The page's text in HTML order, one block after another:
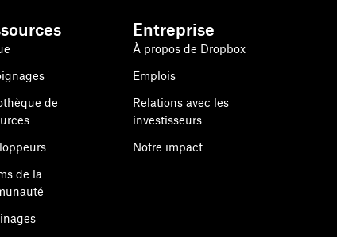
de
de la
Entreprise
À propos de Dropbox
Emplois
Relations avec les
investisseurs
Notre impact